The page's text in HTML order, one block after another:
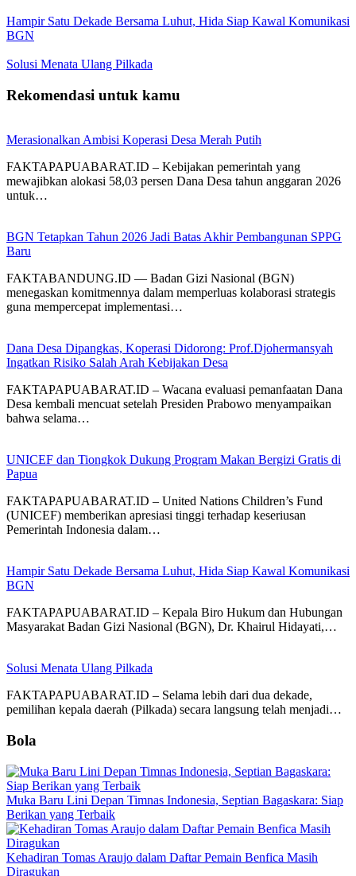
Hampir Satu Dekade Bersama Luhut, Hida Siap Kawal Komunikasi
BGN
Solusi Menata Ulang Pilkada
Rekomendasi untuk kamu
Merasionalkan Ambisi Koperasi Desa Merah Putih
FAKTAPAPUABARAT.ID – Kebijakan pemerintah yang
mewajibkan alokasi 58,03 persen Dana Desa tahun anggaran 2026
untuk…
BGN Tetapkan Tahun 2026 Jadi Batas Akhir Pembangunan SPPG
Baru
FAKTABANDUNG.ID — Badan Gizi Nasional (BGN)
menegaskan komitmennya dalam memperluas kolaborasi strategis
guna mempercepat implementasi…
Dana Desa Dipangkas, Koperasi Didorong: Prof.Djohermansyah
Ingatkan Risiko Salah Arah Kebijakan Desa
FAKTAPAPUABARAT.ID – Wacana evaluasi pemanfaatan Dana
Desa kembali mencuat setelah Presiden Prabowo menyampaikan
bahwa selama…
UNICEF dan Tiongkok Dukung Program Makan Bergizi Gratis di
Papua
FAKTAPAPUABARAT.ID – United Nations Children’s Fund
(UNICEF) memberikan apresiasi tinggi terhadap keseriusan
Pemerintah Indonesia dalam…
Hampir Satu Dekade Bersama Luhut, Hida Siap Kawal Komunikasi
BGN
FAKTAPAPUABARAT.ID – Kepala Biro Hukum dan Hubungan
Masyarakat Badan Gizi Nasional (BGN), Dr. Khairul Hidayati,…
Solusi Menata Ulang Pilkada
FAKTAPAPUABARAT.ID – Selama lebih dari dua dekade,
pemilihan kepala daerah (Pilkada) secara langsung telah menjadi…
Bola
Muka Baru Lini Depan Timnas Indonesia, Septian Bagaskara: Siap
Berikan yang Terbaik
Kehadiran Tomas Araujo dalam Daftar Pemain Benfica Masih
Diragukan